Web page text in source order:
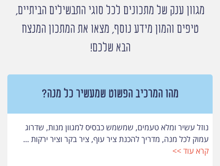
מגוון ענק של מתכונים לכל סוגי התבשילים הביתיים,
טיפים והמון מידע נוסף, מצאו את המתכון המנצח
הבא שלכם!
מהו המרכיב הפשוט שמעשיר כל מנה?
נוזל עשיר ומלא טעמים, שמשמש כבסיס למגוון מנות, שדרוג
עמוק לכל מנה, מדריך להכנת ציר עוף, ציר בקר וציר ירקות ...
קרא עוד >>